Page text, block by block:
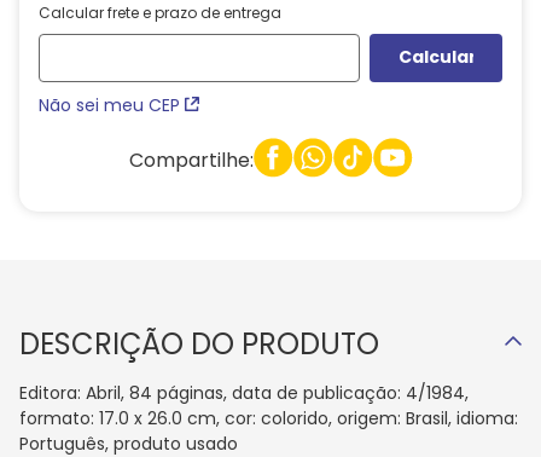
Calcular frete e prazo de entrega
Não sei meu CEP
Compartilhe:
DESCRIÇÃO DO PRODUTO
Editora: Abril, 84 páginas, data de publicação: 4/1984,
formato: 17.0 x 26.0 cm, cor: colorido, origem: Brasil, idioma:
Português, produto usado